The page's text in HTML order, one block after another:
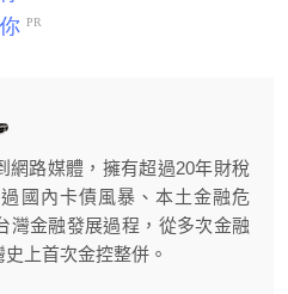
網路媒體，擁有超過20年財稅
國內卡債風暴、本土金融危
灣金融發展過程，從多次金融
上首次金控整併。